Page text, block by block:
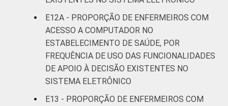
E12A - PROPORÇÃO DE ENFERMEIROS COM
ACESSO A COMPUTADOR NO
ESTABELECIMENTO DE SAÚDE, POR
FREQUÊNCIA DE USO DAS FUNCIONALIDADES
DE APOIO À DECISÃO EXISTENTES NO
SISTEMA ELETRÔNICO
E13 - PROPORÇÃO DE ENFERMEIROS COM